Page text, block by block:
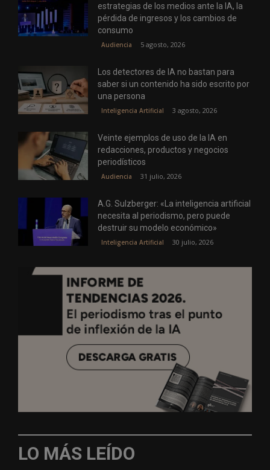
estrategias de los medios ante la IA, la
pérdida de ingresos y los cambios de
consumo
Audiencia 5 agosto, 2026
Los detectores de IA no bastan para
saber si un contenido ha sido escrito por
una persona
Inteligencia Artificial 3 agosto, 2026
Veinte ejemplos de uso de la IA en
redacciones, productos y negocios
periodísticos
Audiencia 31 julio, 2026
A.G. Sulzberger: «La inteligencia artificial
necesita al periodismo, pero puede
destruir su modelo económico»
Inteligencia Artificial 30 julio, 2026
LO MÁS LEÍDO